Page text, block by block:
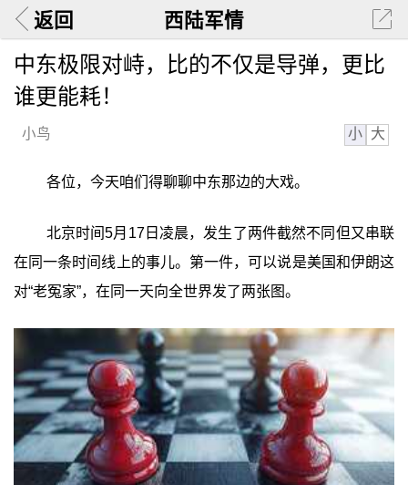
返回 西陆军情
中东极限对峙，比的不仅是导弹，更比
谁更能耗！
小鸟 小 大
各位，今天咱们得聊聊中东那边的大戏。
北京时间5月17日凌晨，发生了两件截然不同但又串联
在同一条时间线上的事儿。第一件，可以说是美国和伊朗这
对“老冤家”，在同一天向全世界发了两张图。